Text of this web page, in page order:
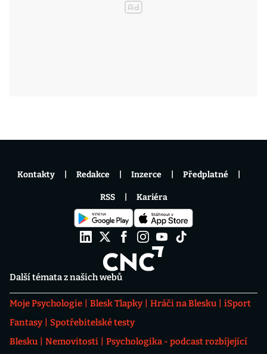
Další témata z našich webů
Moje Psychologie Blesk Tlapky Hráči na Blesku
iSport
Fantasy
Spotřebitelské testy
Blesku
Nemovitosti
Psychologika - podcast rozbíjející
Kontakty Redakce Inzerce Předplatné
RSS Kariéra